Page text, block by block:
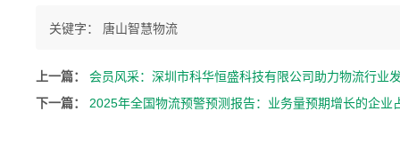
关键字： 唐山智慧物流
上一篇：
会员风采：深圳市科华恒盛科技有限公司助力物流行业
下一篇：
2025年全国物流预警预测报告：业务量预期增长的企业